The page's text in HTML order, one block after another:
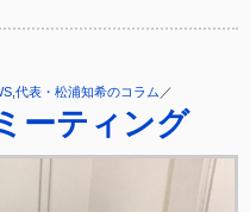
代表・松浦知希のコラム ／
ーティング